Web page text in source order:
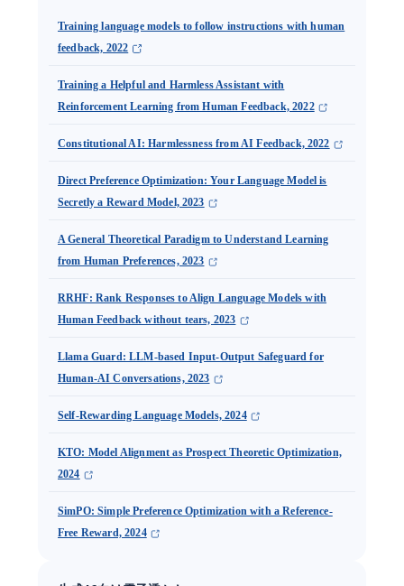
Training language models to follow instructions with human
feedback, 2022
Training a Helpful and Harmless Assistant with
Reinforcement Learning from Human Feedback, 2022
Constitutional AI: Harmlessness from AI Feedback, 2022
Direct Preference Optimization: Your Language Model is
Secretly a Reward Model, 2023
A General Theoretical Paradigm to Understand Learning
from Human Preferences, 2023
RRHF: Rank Responses to Align Language Models with
Human Feedback without tears, 2023
Llama Guard: LLM-based Input-Output Safeguard for
Human-AI Conversations, 2023
Self-Rewarding Language Models, 2024
KTO: Model Alignment as Prospect Theoretic Optimization,
2024
SimPO: Simple Preference Optimization with a Reference-
Free Reward, 2024